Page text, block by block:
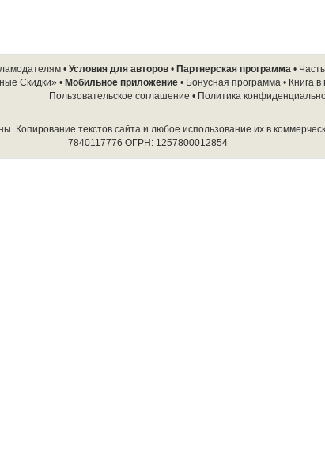
• Условия для авторов• Партнерская программа •
Скидки» • Мобильное приложение• Бонусная программа • Книга в
Пользовательское соглашение • Политика
Копирование текстов сайта и любое использование их в
7840117776 ОГРН: 1257800012854